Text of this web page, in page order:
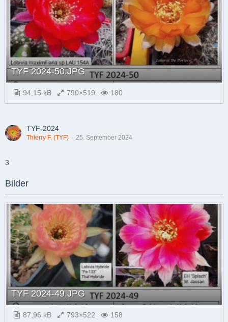
TYF 2024-50.JPG
94,15 kB 790×519 180
TYF-2024
Thierry F. (TYF) 25. September 2024
3
Bilder
TYF 2024-49.JPG
87,96 kB 793×522 158